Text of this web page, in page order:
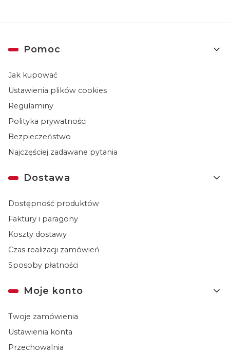
Linki w stopce
Pomoc
Jak kupować
Ustawienia plików cookies
Regulaminy
Polityka prywatności
Bezpieczeństwo
Najczęściej zadawane pytania
Dostawa
Dostępność produktów
Faktury i paragony
Koszty dostawy
Czas realizacji zamówień
Sposoby płatności
Moje konto
Twoje zamówienia
Ustawienia konta
Przechowalnia